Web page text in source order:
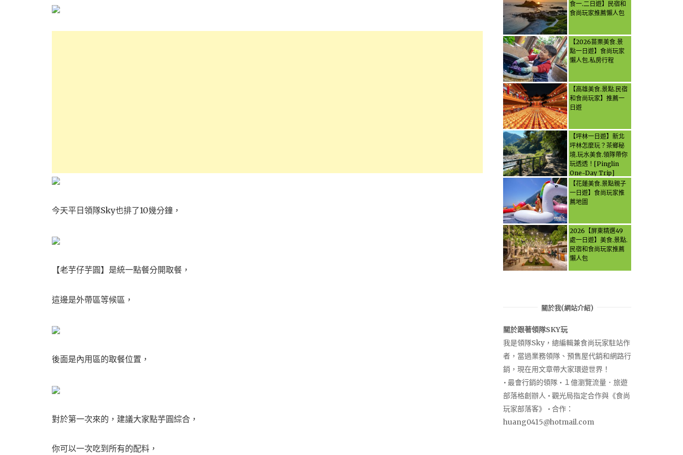
今天平日領隊Sky也排了10幾分鐘，
【老芋仔芋圓】是統一點餐分開取餐，
這邊是外帶區等候區，
後面是內用區的取餐位置，
對於第一次來的，建議大家點芋圓綜合，
你可以一次吃到所有的配料，
食一.二日遊】民宿和
食尚玩家推薦懶人包
【2026苗栗美食.景
點一日遊】食尚玩家
懶人包.私房行程
【高雄美食.景點.民宿
和食尚玩家】推薦一
日遊
【坪林一日遊】新北
坪林怎麼玩？茶鄉秘
境.玩水美食.領隊帶你
玩透透！[Pinglin
One-Day Trip]
How to explore
Pinglin, New
Taipei? Tea Village
Let the guide take
you through it all!
【花蓮美食.景點親子
一日遊】食尚玩家推
薦地圖
2026【屏東精選49
處一日遊】美食.景點.
民宿和食尚玩家推薦
懶人包
關於我(網站介紹)
關於跟著領隊SKY玩
我是領隊Sky，總編輯兼食尚玩家駐站作
者，當過業務領隊、預售屋代銷和網路行
銷，現在用文章帶大家環遊世界！
• 最會行銷的領隊 • １億瀏覽流量．旅遊
部落格創辦人 • 觀光局指定合作與《食尚
玩家部落客》 • 合作：
huang0415@hotmail.com